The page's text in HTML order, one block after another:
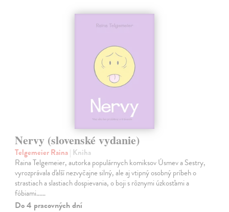
Nervy (slovenské vydanie)
Telgemeier Raina| Kniha
Raina Telgemeier, autorka populárnych komiksov Úsmev a Sestry,
vyrozprávala ďalší nezvyčajne silný, ale aj vtipný osobný príbeh o
strastiach a slastiach dospievania, o boji s rôznymi úzkosťami a
fóbiami...…
Do 4 pracovných dní